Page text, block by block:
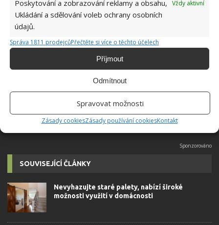
Poskytování a zobrazování reklamy a obsahu,
Ukládání a sdělování voleb ochrany osobních
údajů.
Vždy aktivní
Správa 1811 prodejcůPřečtěte si více o těchto účelech
Příjmout
Odmítnout
Spravovat možnosti
Zásady cookiesZásady používání cookiesKontakt
KOMENTOVAT
Hana Musilová
Do redakce Bydlimeutulne.cz se
přidala během svých studií a práce
rozhodla zůstat. Její v...
autorovi]
SOUVISEJÍCÍ ČLÁNKY
Nevyhazujte staré palety, nabízí široké
možnosti využití v domácnosti